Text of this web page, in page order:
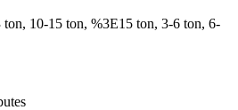
ton, 10-15 ton, %3E15 ton, 3-6 ton, 6-